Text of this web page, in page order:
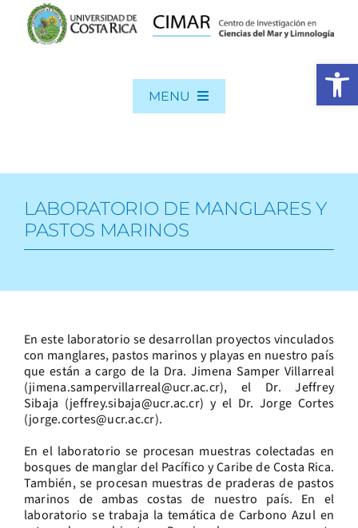
content
MENU
INVESTIGACIÓN
POSGRADO
LABORATORIO DE MANGLARES Y
PASTOS MARINOS
En este laboratorio se desarrollan proyectos vinculados
con manglares, pastos marinos y playas en nuestro país
que están a cargo de la Dra. Jimena Samper Villarreal
(jimena.sampervillarreal@ucr.ac.cr), el Dr. Jeffrey
Sibaja (jeffrey.sibaja@ucr.ac.cr) y el Dr. Jorge Cortes
(jorge.cortes@ucr.ac.cr).
En el laboratorio se procesan muestras colectadas en
bosques de manglar del Pacífico y Caribe de Costa Rica.
También, se procesan muestras de praderas de pastos
marinos de ambas costas de nuestro país. En el
laboratorio se trabaja la temática de Carbono Azul en